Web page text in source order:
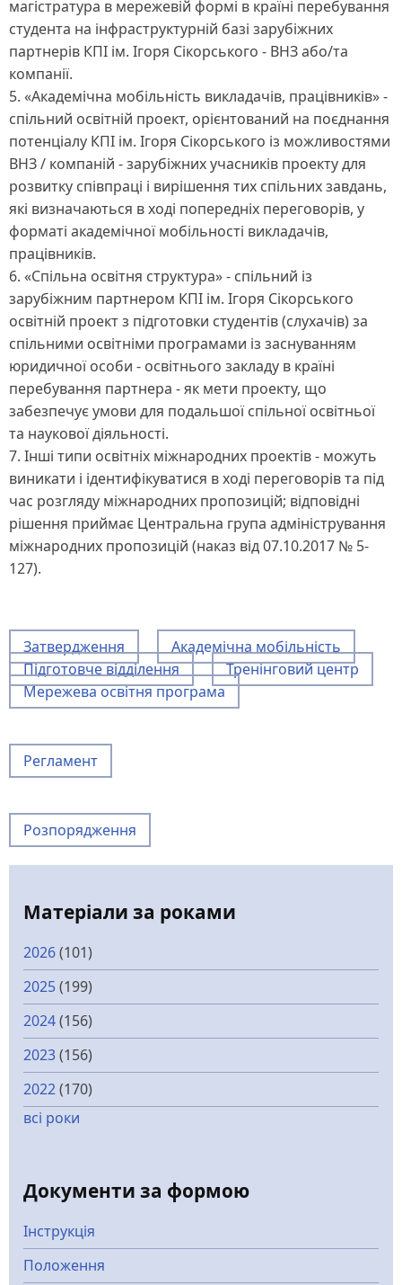
магістратура в мережевій формі в країні перебування
студента на інфраструктурній базі зарубіжних
партнерів КПІ ім. Ігоря Сікорського - ВНЗ або/та
компанії.
5. «Академічна мобільність викладачів, працівників» -
спільний освітній проект, орієнтований на поєднання
потенціалу КПІ ім. Ігоря Сікорського із можливостями
ВНЗ / компаній - зарубіжних учасників проекту для
розвитку співпраці і вирішення тих спільних завдань,
які визначаються в ході попередніх переговорів, у
форматі академічної мобільності викладачів,
працівників.
6. «Спільна освітня структура» - спільний із
зарубіжним партнером КПІ ім. Ігоря Сікорського
освітній проект з підготовки студентів (слухачів) за
спільними освітніми програмами із заснуванням
юридичної особи - освітнього закладу в країні
перебування партнера - як мети проекту, що
забезпечує умови для подальшої спільної освітньої
та наукової діяльності.
7. Інші типи освітніх міжнародних проектів - можуть
виникати і ідентифікуватися в ході переговорів та під
час розгляду міжнародних пропозицій; відповідні
рішення приймає Центральна група адміністрування
міжнародних пропозицій (наказ від 07.10.2017 № 5-
127).
Затвердження
Академічна мобільність
Підготовче відділення
Тренінговий центр
Мережева освітня програма
Регламент
Розпорядження
Матеріали за роками
2026(101)
2025(199)
2024(156)
2023(156)
2022(170)
всі роки
Документи за формою
Інструкція
Положення